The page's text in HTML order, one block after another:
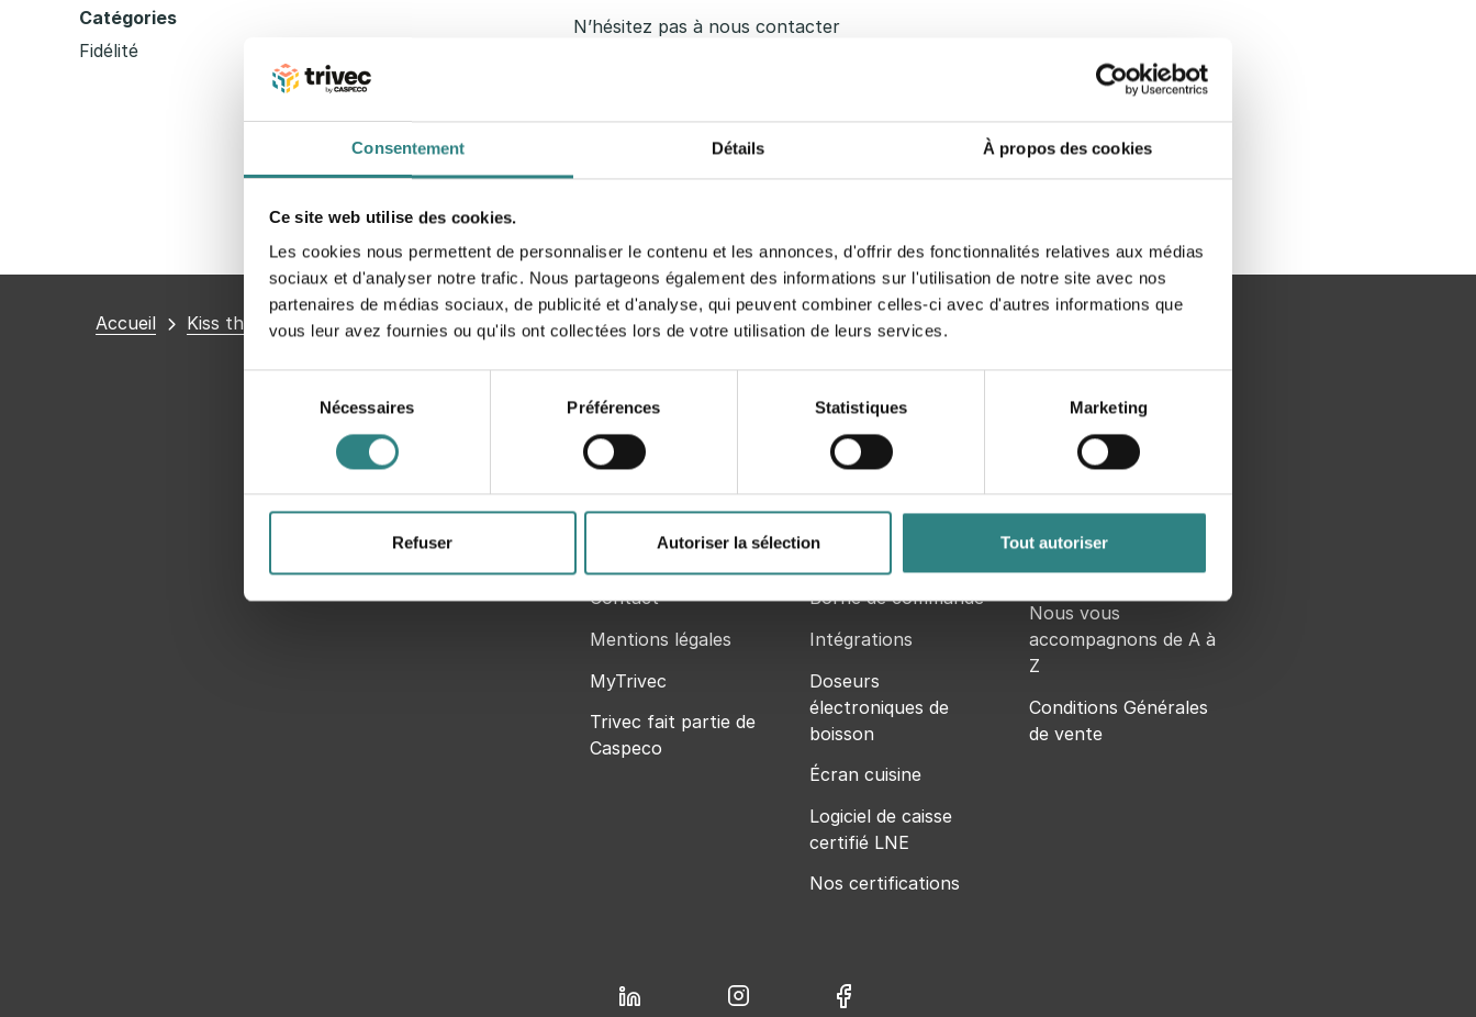
Consentement Détails À propos des cookies
Ce site web utilise des cookies.
Les cookies nous permettent de personnaliser le contenu et les annonces, d'offrir des fonctionnalités relatives aux médias
sociaux et d'analyser notre trafic. Nous partageons également des informations sur l'utilisation de notre site avec nos
partenaires de médias sociaux, de publicité et d'analyse, qui peuvent combiner celles-ci avec d'autres informations que
vous leur avez fournies ou qu'ils ont collectées lors de votre utilisation de leurs services.
consentement
Nécessaires Préférences Statistiques Marketing
Refuser Autoriser la sélection Tout autoriser
Catégories
Fidélité
N’hésitez pas à nous contacter
Vous
Accueil Kiss the Bride [Golden Eye]
Trivec
Centre d’aide
À propos de Trivec
confidentialité
Contact
Mentions légales
MyTrivec
Trivec fait partie de
Caspeco
Produits
Logiciel de caisse
Pad de commande et
de paiement
QR code restaurant
Borne de commande
Intégrations
Doseurs
électroniques de
boisson
Écran cuisine
Logiciel de caisse
certifié LNE
Nos certifications
Extra
Actualités
Blog
Articles
Nous vous
accompagnons de A à
Z
Conditions Générales
de vente